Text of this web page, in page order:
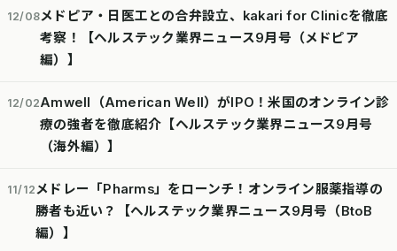
12/08メドピア・日医工との合弁設立、kakari for Clinicを徹底
考察！【ヘルステック業界ニュース9月号（メドピア
編）】
12/02Amwell（American Well）がIPO！米国のオンライン診
療の強者を徹底紹介【ヘルステック業界ニュース9月号
（海外編）】
11/12メドレー「Pharms」をローンチ！オンライン服薬指導の
勝者も近い？【ヘルステック業界ニュース9月号（BtoB
編）】